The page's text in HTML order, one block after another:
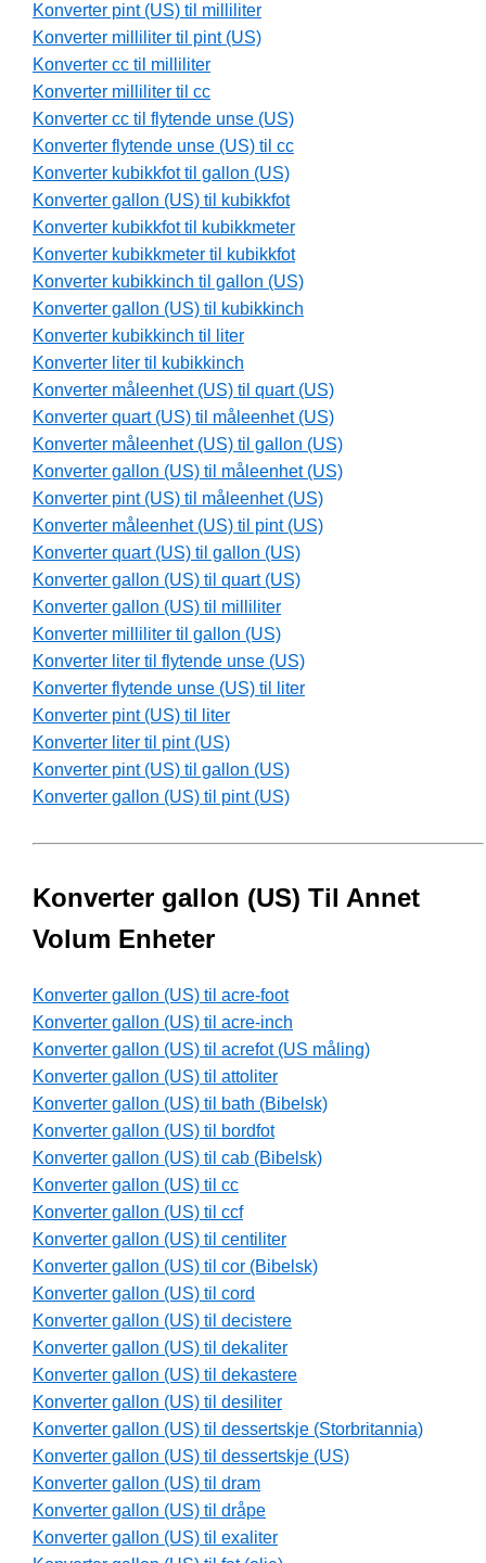
Konverter pint (US) til milliliter
Konverter milliliter til pint (US)
Konverter cc til milliliter
Konverter milliliter til cc
Konverter cc til flytende unse (US)
Konverter flytende unse (US) til cc
Konverter kubikkfot til gallon (US)
Konverter gallon (US) til kubikkfot
Konverter kubikkfot til kubikkmeter
Konverter kubikkmeter til kubikkfot
Konverter kubikkinch til gallon (US)
Konverter gallon (US) til kubikkinch
Konverter kubikkinch til liter
Konverter liter til kubikkinch
Konverter måleenhet (US) til quart (US)
Konverter quart (US) til måleenhet (US)
Konverter måleenhet (US) til gallon (US)
Konverter gallon (US) til måleenhet (US)
Konverter pint (US) til måleenhet (US)
Konverter måleenhet (US) til pint (US)
Konverter quart (US) til gallon (US)
Konverter gallon (US) til quart (US)
Konverter gallon (US) til milliliter
Konverter milliliter til gallon (US)
Konverter liter til flytende unse (US)
Konverter flytende unse (US) til liter
Konverter pint (US) til liter
Konverter liter til pint (US)
Konverter pint (US) til gallon (US)
Konverter gallon (US) til pint (US)
Konverter gallon (US) Til Annet
Volum Enheter
Konverter gallon (US) til acre-foot
Konverter gallon (US) til acre-inch
Konverter gallon (US) til acrefot (US måling)
Konverter gallon (US) til attoliter
Konverter gallon (US) til bath (Bibelsk)
Konverter gallon (US) til bordfot
Konverter gallon (US) til cab (Bibelsk)
Konverter gallon (US) til cc
Konverter gallon (US) til ccf
Konverter gallon (US) til centiliter
Konverter gallon (US) til cor (Bibelsk)
Konverter gallon (US) til cord
Konverter gallon (US) til decistere
Konverter gallon (US) til dekaliter
Konverter gallon (US) til dekastere
Konverter gallon (US) til desiliter
Konverter gallon (US) til dessertskje (Storbritannia)
Konverter gallon (US) til dessertskje (US)
Konverter gallon (US) til dram
Konverter gallon (US) til dråpe
Konverter gallon (US) til exaliter